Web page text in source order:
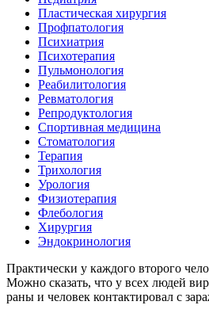
Пластическая хирургия
Профпатология
Психиатрия
Психотерапия
Пульмонология
Реабилитология
Ревматология
Репродуктология
Спортивная медицина
Стоматология
Терапия
Трихология
Урология
Физиотерапия
Флебология
Хирургия
Эндокринология
Практически у каждого второго
Можно сказать, что у всех людей
раны и человек контактировал с